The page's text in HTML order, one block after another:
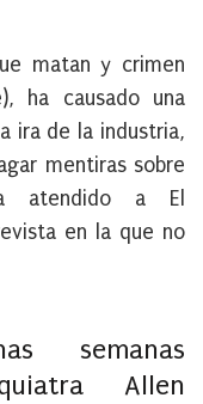
matan y crimen
ha causado una
ira de la industria,
mentiras sobre
atendido a El
en la que no
semanas
Allen